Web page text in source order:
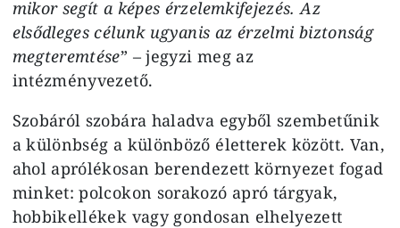
mikor segít a képes érzelemkifejezés. Az
elsődleges célunk ugyanis az érzelmi biztonság
megteremtése” – jegyzi meg az
intézményvezető.
Szobáról szobára haladva egyből szembetűnik
a különbség a különböző életterek között. Van,
ahol aprólékosan berendezett környezet fogad
minket: polcokon sorakozó apró tárgyak,
hobbikellékek vagy gondosan elhelyezett